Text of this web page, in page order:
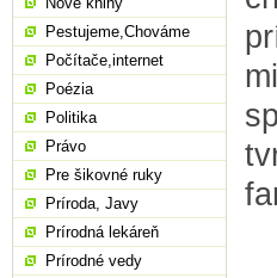
Pestujeme,Chováme
Počítače,internet
Poézia
Politika
Právo
Pre šikovné ruky
Príroda, Javy
Prírodná lekáreň
Prírodné vedy